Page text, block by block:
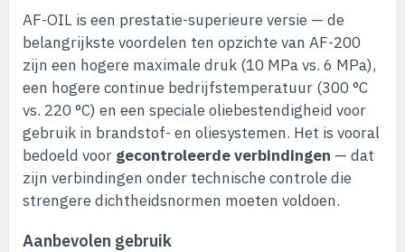
AF-OIL is een prestatie-superieure versie — de
belangrijkste voordelen ten opzichte van AF-200
zijn een hogere maximale druk (10 MPa vs. 6 MPa),
een hogere continue bedrijfstemperatuur (300 °C
vs. 220 °C) en een speciale oliebestendigheid voor
gebruik in brandstof- en oliesystemen. Het is vooral
bedoeld voor gecontroleerde verbindingen — dat
zijn verbindingen onder technische controle die
strengere dichtheidsnormen moeten voldoen.
Aanbevolen gebruik